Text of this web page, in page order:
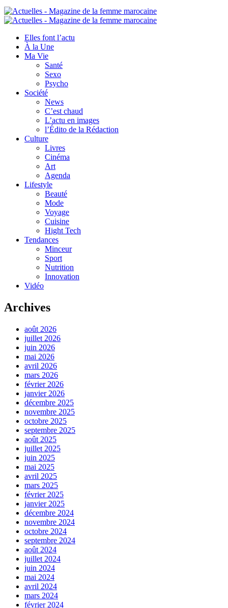
Elles font l’actu
À la Une
Ma Vie
Santé
Sexo
Psycho
Société
News
C’est chaud
L’actu en images
l’Édito de la Rédaction
Culture
Livres
Cinéma
Art
Agenda
Lifestyle
Beauté
Mode
Voyage
Cuisine
Hight Tech
Tendances
Minceur
Sport
Nutrition
Innovation
Vidéo
Archives
août 2026
juillet 2026
juin 2026
mai 2026
avril 2026
mars 2026
février 2026
janvier 2026
décembre 2025
novembre 2025
octobre 2025
septembre 2025
août 2025
juillet 2025
juin 2025
mai 2025
avril 2025
mars 2025
février 2025
janvier 2025
décembre 2024
novembre 2024
octobre 2024
septembre 2024
août 2024
juillet 2024
juin 2024
mai 2024
avril 2024
mars 2024
février 2024